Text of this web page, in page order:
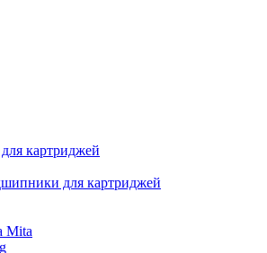
картриджей
для картриджей
Mita